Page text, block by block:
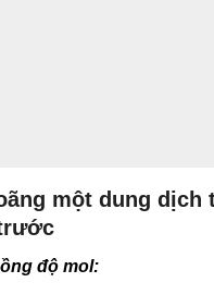
một dung dịch
độ mol: